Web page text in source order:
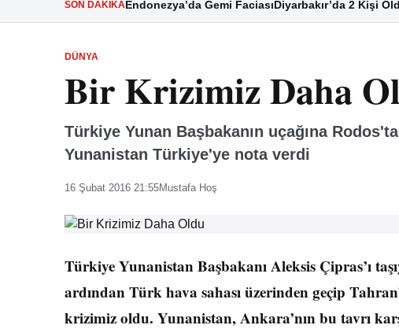
SON DAKIKAEndonezya’da Gemi FaciasıDiyarbakır’da 2 Kişi
DÜNYA
Bir Krizimiz Daha
Türkiye Yunan Başbakanın uçağına
Yunanistan Türkiye'ye nota verdi
16 Şubat 2016 21:55Mustafa Hoş
Türkiye Yunanistan Başbakanı Aleksis Çipras’ı
ardından Türk hava sahası üzerinden geçip
krizimiz oldu. Yunanistan, Ankara’nın bu tavrı